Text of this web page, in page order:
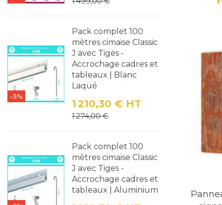
-5%
Pack complet 100
mètres cimaise Classic
J avec Tiges -
Accrochage cadres et
tableaux | Blanc
Laqué
Prix
1 210,30 € HT
Prix de base
1 274,00 €
Pack complet 100
mètres cimaise Classic
J avec Tiges -
Accrochage cadres et
tableaux | Aluminium
Toilettes
Chaque
efficace
Nos
optimale
selon
est à